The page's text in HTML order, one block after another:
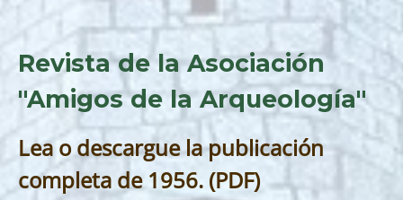
Revista de la Asociación
"Amigos de la Arqueología"
Lea o descargue la publicación
completa de 1956. (PDF)